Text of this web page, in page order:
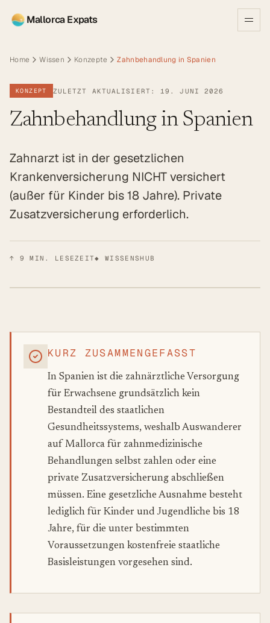
Mallorca Expats
Home Wissen Konzepte Zahnbehandlung in Spanien
KONZEPT ZULETZT AKTUALISIERT: 19. JUNI 2026
Zahnbehandlung in Spanien
Zahnarzt ist in der gesetzlichen
Krankenversicherung NICHT versichert
(außer für Kinder bis 18 Jahre). Private
Zusatzversicherung erforderlich.
↑ 9 MIN. LESEZEIT◆ WISSENSHUB
KURZ ZUSAMMENGEFASST
In Spanien ist die zahnärztliche Versorgung
für Erwachsene grundsätzlich kein
Bestandteil des staatlichen
Gesundheitssystems, weshalb Auswanderer
auf Mallorca für zahnmedizinische
Behandlungen selbst zahlen oder eine
private Zusatzversicherung abschließen
müssen. Eine gesetzliche Ausnahme besteht
lediglich für Kinder und Jugendliche bis 18
Jahre, für die unter bestimmten
Voraussetzungen kostenfreie staatliche
Basisleistungen vorgesehen sind.